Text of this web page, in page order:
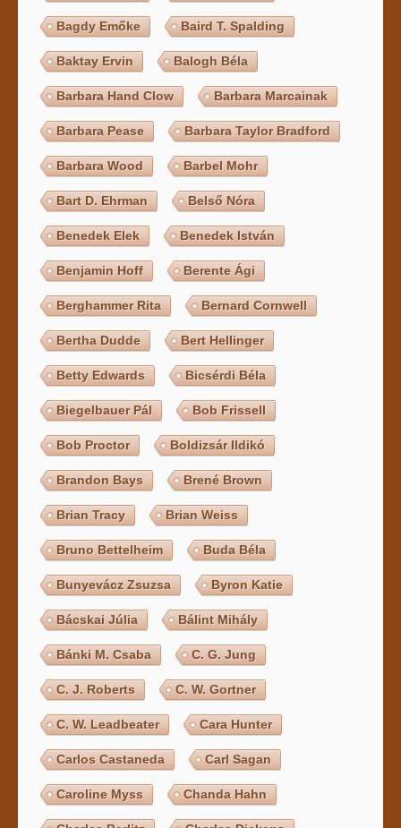
Bagdy Emőke Baird T. Spalding
Baktay Ervin Balogh Béla
Barbara Hand Clow Barbara Marcainak
Barbara Pease Barbara Taylor Bradford
Barbara Wood Barbel Mohr
Bart D. Ehrman Belső Nóra
Benedek Elek Benedek István
Benjamin Hoff Berente Ági
Berghammer Rita Bernard Cornwell
Bertha Dudde Bert Hellinger
Betty Edwards Bicsérdi Béla
Biegelbauer Pál Bob Frissell
Bob Proctor Boldizsár Ildikó
Brandon Bays Brené Brown
Brian Tracy Brian Weiss
Bruno Bettelheim Buda Béla
Bunyevácz Zsuzsa Byron Katie
Bácskai Júlia Bálint Mihály
Bánki M. Csaba C. G. Jung
C. J. Roberts C. W. Gortner
C. W. Leadbeater Cara Hunter
Carlos Castaneda Carl Sagan
Caroline Myss Chanda Hahn